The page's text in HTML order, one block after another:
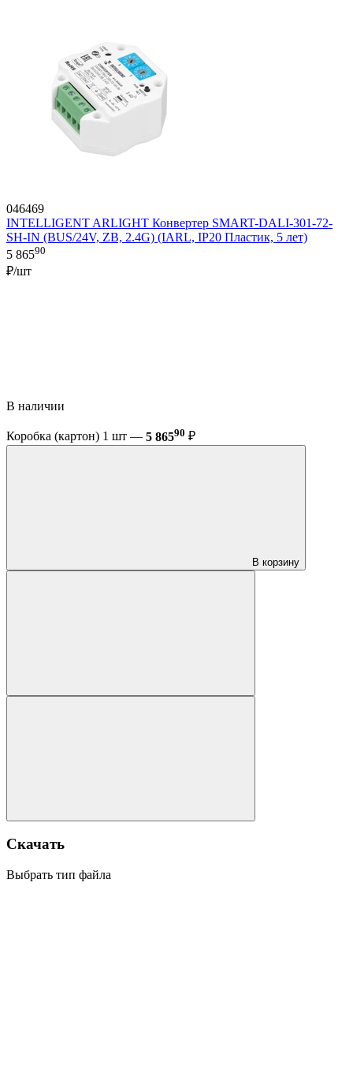
046469
INTELLIGENT ARLIGHT Конвертер SMART-DALI-301-72-
SH-IN (BUS/24V, ZB, 2.4G) (IARL, IP20 Пластик, 5 лет)
5 86590
₽/шт
В наличии
Коробка (картон) 1 шт — 5 86590 ₽
В корзину
Скачать
Выбрать тип файла